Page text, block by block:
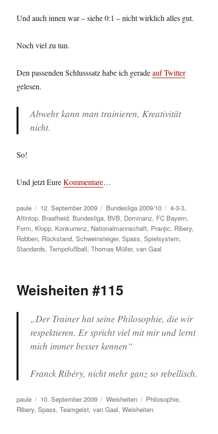
Und auch innen war – siehe 0:1 – nicht wirklich alles gut.
Noch viel zu tun.
Den passenden Schlusssatz habe ich geradeauf Twitter
gelesen.
Abwehr kann man trainieren, Kreativität
nicht.
So!
Und jetzt EureKommentare…
Autor
paule
Veröffentlicht
am
12. September 2009 Kategorien
Bundesliga 2009/10 Schlagwörter
4-3-3,
Altintop, Braafheid, Bundesliga, BVB, Dominanz, FC Bayern,
Form, Klopp, Konkurrenz, Nationalmannschaft, Pranjic, Ribery,
Robben, Rückstand,Schweinsteiger,Spass,Spielsystem,
Standards,Tempofußball,Thomas Müller,van Gaal
Weisheiten #115
„Der Trainer hat seine Philosophie, die wir
respektieren. Er spricht viel mit mir und lernt
mich immer besser kennen“
Franck Ribéry, nicht mehr ganz so rebellisch.
Autor
paule
Veröffentlicht
am
10. September 2009 Kategorien
Weisheiten Schlagwörter
Philosophie,
Ribery,Spass,Teamgeist,van Gaal,Weisheiten